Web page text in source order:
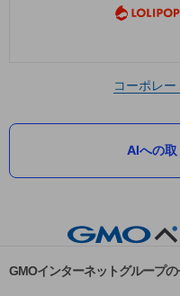
コーポレー
AIへの
GMOインターネットグループ